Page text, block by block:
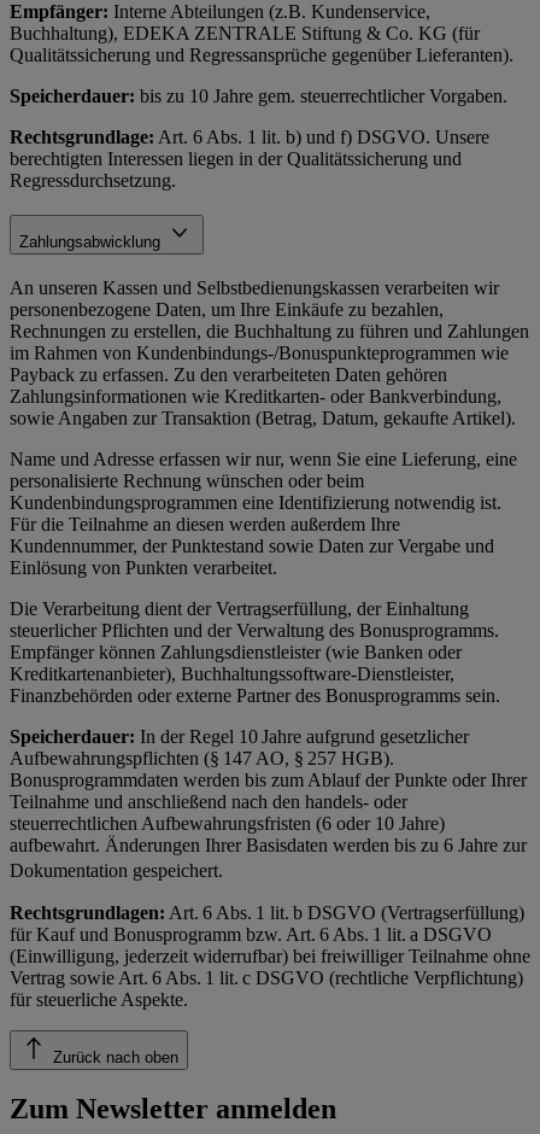
Empfänger: Interne Abteilungen (z.B. Kundenservice,
Buchhaltung), EDEKA ZENTRALE Stiftung & Co. KG (für
Qualitätssicherung und Regressansprüche gegenüber Lieferanten).
Speicherdauer: bis zu 10 Jahre gem. steuerrechtlicher Vorgaben.
Rechtsgrundlage: Art. 6 Abs. 1 lit. b) und f) DSGVO. Unsere
berechtigten Interessen liegen in der Qualitätssicherung und
Regressdurchsetzung.
Zahlungsabwicklung
An unseren Kassen und Selbstbedienungskassen verarbeiten wir
personenbezogene Daten, um Ihre Einkäufe zu bezahlen,
Rechnungen zu erstellen, die Buchhaltung zu führen und Zahlungen
im Rahmen von Kundenbindungs-/Bonuspunkteprogrammen wie
Payback zu erfassen. Zu den verarbeiteten Daten gehören
Zahlungsinformationen wie Kreditkarten- oder Bankverbindung,
sowie Angaben zur Transaktion (Betrag, Datum, gekaufte Artikel).
Name und Adresse erfassen wir nur, wenn Sie eine Lieferung, eine
personalisierte Rechnung wünschen oder beim
Kundenbindungsprogrammen eine Identifizierung notwendig ist.
Für die Teilnahme an diesen werden außerdem Ihre
Kundennummer, der Punktestand sowie Daten zur Vergabe und
Einlösung von Punkten verarbeitet.
Die Verarbeitung dient der Vertragserfüllung, der Einhaltung
steuerlicher Pflichten und der Verwaltung des Bonusprogramms.
Empfänger können Zahlungsdienstleister (wie Banken oder
Kreditkartenanbieter), Buchhaltungssoftware-Dienstleister,
Finanzbehörden oder externe Partner des Bonusprogramms sein.
Speicherdauer: In der Regel 10 Jahre aufgrund gesetzlicher
Aufbewahrungspflichten (§ 147 AO, § 257 HGB).
Bonusprogrammdaten werden bis zum Ablauf der Punkte oder Ihrer
Teilnahme und anschließend nach den handels- oder
steuerrechtlichen Aufbewahrungsfristen (6 oder 10 Jahre)
aufbewahrt. Änderungen Ihrer Basisdaten werden bis zu 6 Jahre zur
Dokumentation gespeichert.
Rechtsgrundlagen: Art. 6 Abs. 1 lit. b DSGVO (Vertragserfüllung)
für Kauf und Bonusprogramm bzw. Art. 6 Abs. 1 lit. a DSGVO
(Einwilligung, jederzeit widerrufbar) bei freiwilliger Teilnahme ohne
Vertrag sowie Art. 6 Abs. 1 lit. c DSGVO (rechtliche Verpflichtung)
für steuerliche Aspekte.
Zurück nach oben
Zum Newsletter anmelden